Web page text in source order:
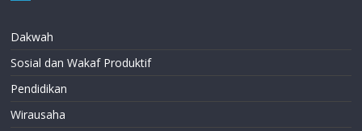
Dakwah
Sosial dan Wakaf Produktif
Pendidikan
Wirausaha